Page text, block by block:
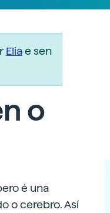
Eliae sen
o
é una
o cerebro. Así